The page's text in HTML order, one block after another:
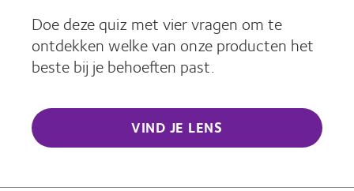
Doe deze quiz met vier vragen om te
ontdekken welke van onze producten het
beste bij je behoeften past.
VIND JE LENS